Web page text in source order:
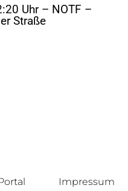
Uhr – NOTF –
Straße
Impressum